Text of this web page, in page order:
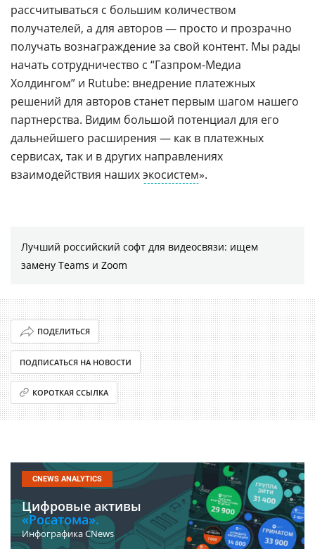
рассчитываться с большим количеством
получателей, а для авторов — просто и прозрачно
получать вознаграждение за свой контент. Мы рады
начать сотрудничество с “Газпром-Медиа
Холдингом” и Rutube: внедрение платежных
решений для авторов станет первым шагом нашего
партнерства. Видим большой потенциал для его
дальнейшего расширения — как в платежных
сервисах, так и в других направлениях
взаимодействия нашихэкосистем».
Лучший российский софт для видеосвязи: ищем
замену Teams и Zoom
ПОДЕЛИТЬСЯ
ПОДПИСАТЬСЯ НА НОВОСТИ
КОРОТКАЯ ССЫЛКА
CNEWS ANALYTICS
Цифровые активы
«Росатома».
Инфографика CNews